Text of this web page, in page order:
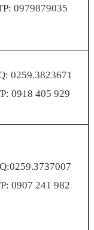
0979879035
0259.3823671
0918 405 929
0907 241 982